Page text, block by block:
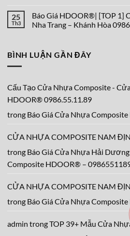
Tìm
Hiểu
5
Của
Cửa
Khung
Bao
Cửa
Bao
Nhiêu?
Lưu
Ý
Khi
Thi
bình
luận
ở
Lưu
Ý
Cửa
Nhựa
Composite
Và
Nhôm
Điều
Khách
Cần
Biết
25
Th3
Báo Giá HDOOR®| [TOP 1]
Nha Trang – Khánh Hòa
luận
ở
[TOP
1]
Cửa
Nhựa
Nha
Khánh
Hòa
0986.55.11.89
BÌNH LUẬN GẦN ĐÂY
Cấu Tạo Cửa Nhựa Composite -
HDOOR® 0986.55.11.89
trong Báo Giá Cửa Nhựa
CỬA NHỰA COMPOSITE NAM
trong Báo Giá Cửa Nhựa Hải
Composite HDOOR® –
CỬA NHỰA COMPOSITE NAM
trong Báo Giá Cửa Nhựa
admin trongTOP 39+ Mẫu Cửa